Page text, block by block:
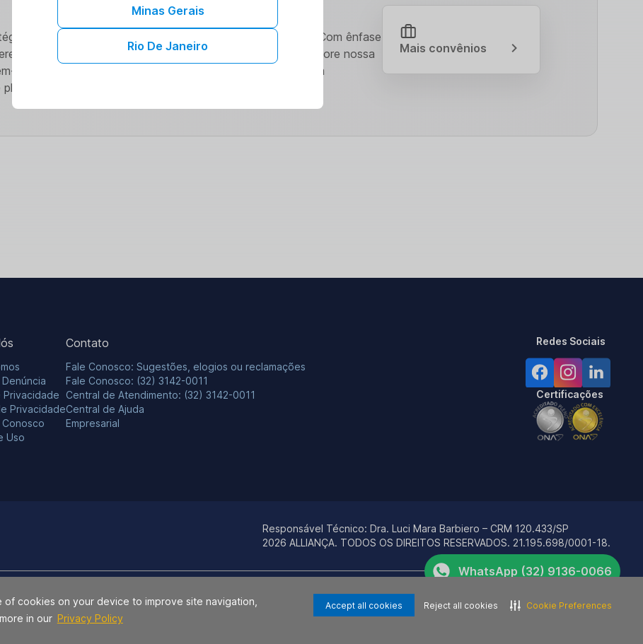
cookies on your device to improve site navigation,
in our Privacy Policy
Accept all cookies Reject all cookies Cookie Preferences
estão revolucionando o acesso a serviços de saúde. Com ênfase
benefícios exclusivos e cuidados de qualidade. Explore nossa
estar. Saiba mais sobre como nossas colaborações podem
Mais convênios
WhatsApp (32) 9136-0066
Telefone (32) 3142-0011
Privacidade
Privacidade
Uso
Contato
Fale Conosco: Sugestões, elogios ou reclamações
Fale Conosco: (32) 3142-0011
Central de Atendimento: (32) 3142-0011
Central de Ajuda
Empresarial
Redes Sociais
Certificações
Responsável Técnico: Dra. Luci Mara Barbiero – CRM 120.433/SP
2026 ALLIANÇA. TODOS OS DIREITOS RESERVADOS. 21.195.698/0001-18.
nos estados da Bahia e do Sergipe para identificação de seus produtos e serviços e não são marcas e/ou empresas relacionadas, direta ou
S.A., Hospital Aliança, Centro Médico Aliança e/ou CAP – Centro Aliança De Pediatria.
Minas Gerais
Rio De Janeiro